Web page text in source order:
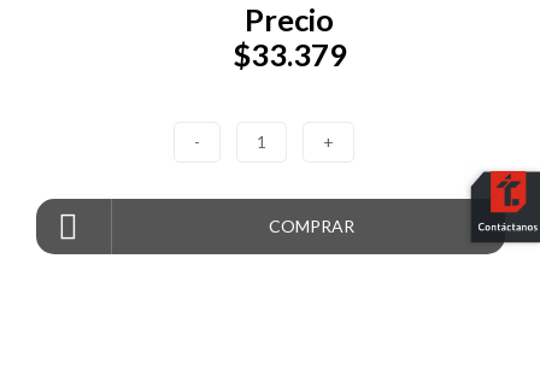
Precio
$33.379
- 1 +
COMPRAR